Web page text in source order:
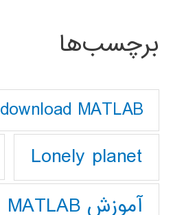
برچسب‌ها
download MATLAB
Lonely planet
آموزش MATLAB